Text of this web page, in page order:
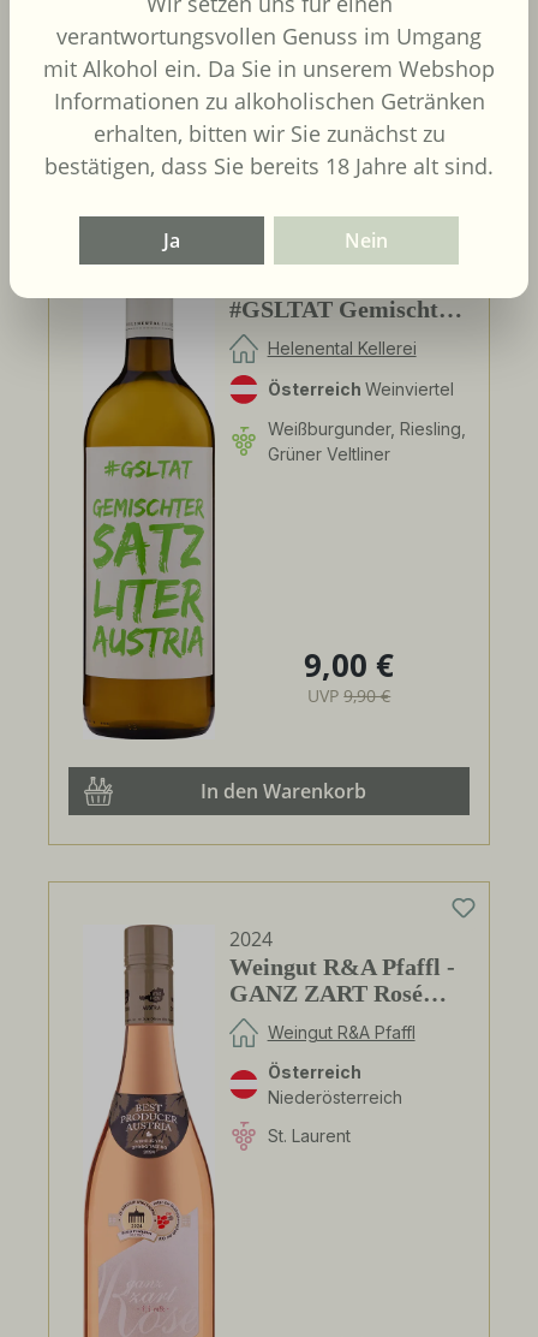
UVP9,90 €
Details
#GSLTAT Gemischter
Satz - Liter
Helenental Kellerei
Österreich Weinviertel
Weißburgunder, Riesling,
Grüner Veltliner
Regulärer Preis:
9,00 €
UVP9,90 €
In den Warenkorb
2024
Weingut R&A Pfaffl -
GANZ ZART Rosé
9,5%Weingut R&A Pfaffl
Österreich
Niederösterreich
St. Laurent
verantwortungsvollen Genuss im Umgang
mit Alkohol ein. Da Sie in unserem Webshop
Informationen zu alkoholischen Getränken
erhalten, bitten wir Sie zunächst zu
bestätigen, dass Sie bereits 18 Jahre alt sind.
Ja Nein